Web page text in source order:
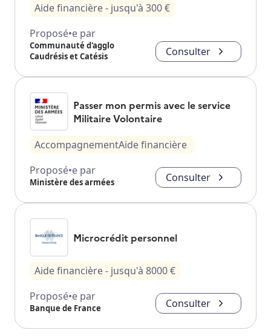
Aide financière- jusqu'à 300€
Proposé•e par
Communauté d'agglo
Caudrésis et Catésis
Consulter
Passer mon permis avec le service
Militaire Volontaire
AccompagnementAide financière
Proposé•e par
Ministère des armées Consulter
Microcrédit personnel
Aide financière- jusqu'à 8000€
Proposé•e par
Banque de France Consulter